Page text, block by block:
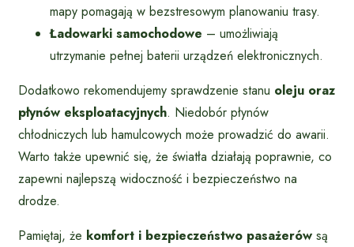
mapy pomagają w bezstresowym planowaniu trasy.
Ładowarki samochodowe – umożliwiają
utrzymanie pełnej baterii urządzeń elektronicznych.
Dodatkowo rekomendujemy sprawdzenie stanu oleju oraz
płynów eksploatacyjnych. Niedobór płynów
chłodniczych lub hamulcowych może prowadzić do awarii.
Warto także upewnić się, że światła działają poprawnie, co
zapewni najlepszą widoczność i bezpieczeństwo na
drodze.
Pamiętaj, że komfort i bezpieczeństwo pasażerów są